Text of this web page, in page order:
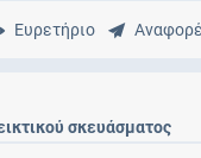
Ευρετήριο
σκευάσματος